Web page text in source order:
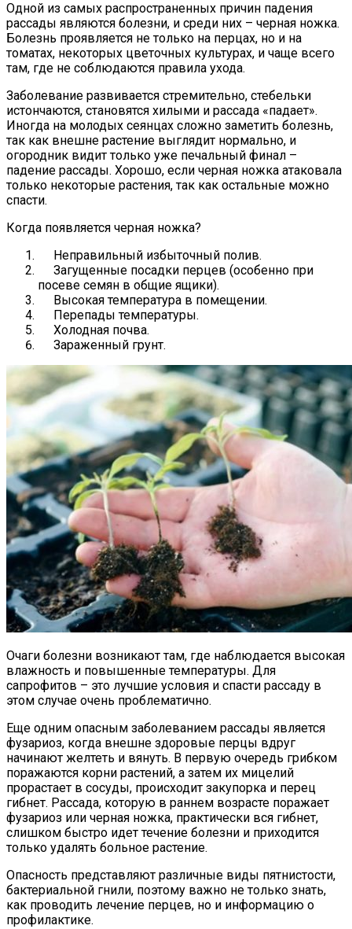
Одной из самых распространенных причин падения
рассады являются болезни, и среди них – черная ножка.
Болезнь проявляется не только на перцах, но и на
томатах, некоторых цветочных культурах, и чаще всего
там, где не соблюдаются правила ухода.
Заболевание развивается стремительно, стебельки
истончаются, становятся хилыми и рассада «падает».
Иногда на молодых сеянцах сложно заметить болезнь,
так как внешне растение выглядит нормально, и
огородник видит только уже печальный финал –
падение рассады. Хорошо, если черная ножка атаковала
только некоторые растения, так как остальные можно
спасти.
Когда появляется черная ножка?
Неправильный избыточный полив.
Загущенные посадки перцев (особенно при
посеве семян в общие ящики).
Высокая температура в помещении.
Перепады температуры.
Холодная почва.
Зараженный грунт.
Очаги болезни возникают там, где наблюдается высокая
влажность и повышенные температуры. Для
сапрофитов – это лучшие условия и спасти рассаду в
этом случае очень проблематично.
Еще одним опасным заболеванием рассады является
фузариоз, когда внешне здоровые перцы вдруг
начинают желтеть и вянуть. В первую очередь грибком
поражаются корни растений, а затем их мицелий
прорастает в сосуды, происходит закупорка и перец
гибнет. Рассада, которую в раннем возрасте поражает
фузариоз или черная ножка, практически вся гибнет,
слишком быстро идет течение болезни и приходится
только удалять больное растение.
Опасность представляют различные виды пятнистости,
бактериальной гнили, поэтому важно не только знать,
как проводить лечение перцев, но и информацию о
профилактике.